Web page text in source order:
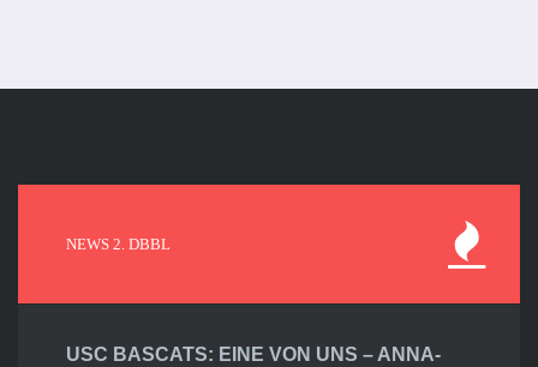
NEWS 2. DBBL
USC BASCATS: EINE VON UNS – ANNA-